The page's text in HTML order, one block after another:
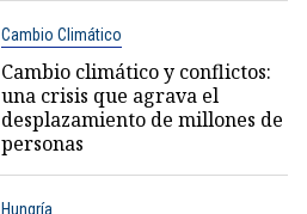
Cambio Climático
Cambio climático y conflictos:
una crisis que agrava el
desplazamiento de millones de
personas
Hungría